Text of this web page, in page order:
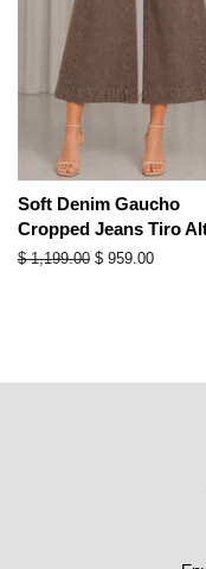
Soft Denim Gaucho
Cropped Jeans Tiro
Precio
$ 1,199.00 Precio
$ 959.00